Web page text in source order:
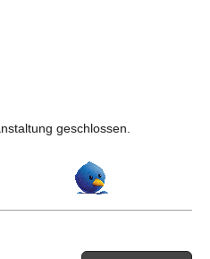
geschlossen.